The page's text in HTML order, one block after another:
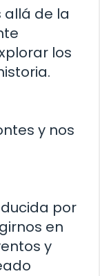
allá de la
los
y nos
por
en
y